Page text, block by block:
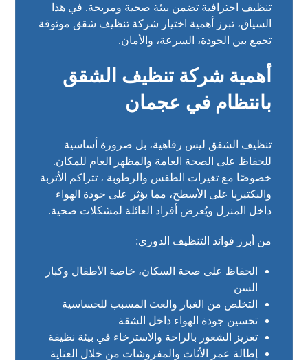
تنظيف احترافية تضمن بيئة صحية ومريحة. في هذا
السياق، تبرز أهمية اختيار شركة تنظيف شقق موثوقة
تجمع بين الجودة، السرعة، والأمان.
أهمية شركة تنظيف الشقق
بانتظام في عجمان
تنظيف الشقق ليس رفاهية، بل ضرورة أساسية
للحفاظ على الصحة العامة والمظهر العام للمكان.
خصوصًا مع تغيرات الطقس والرطوبة ، تتراكم الأتربة
والبكتيريا على الأسطح، مما يؤثر على جودة الهواء
داخل المنزل ويُعرض أفراد العائلة لمشكلات صحية.
من أبرز فوائد التنظيف الدوري:
الحفاظ على صحة السكان، خاصة الأطفال وكبار
السن
التخلص من الغبار والعث المسبب للحساسية
تحسين جودة الهواء داخل الشقة
تعزيز الشعور بالراحة والاسترخاء في بيئة نظيفة
إطالة عمر الأثاث والمفروشات من خلال العناية